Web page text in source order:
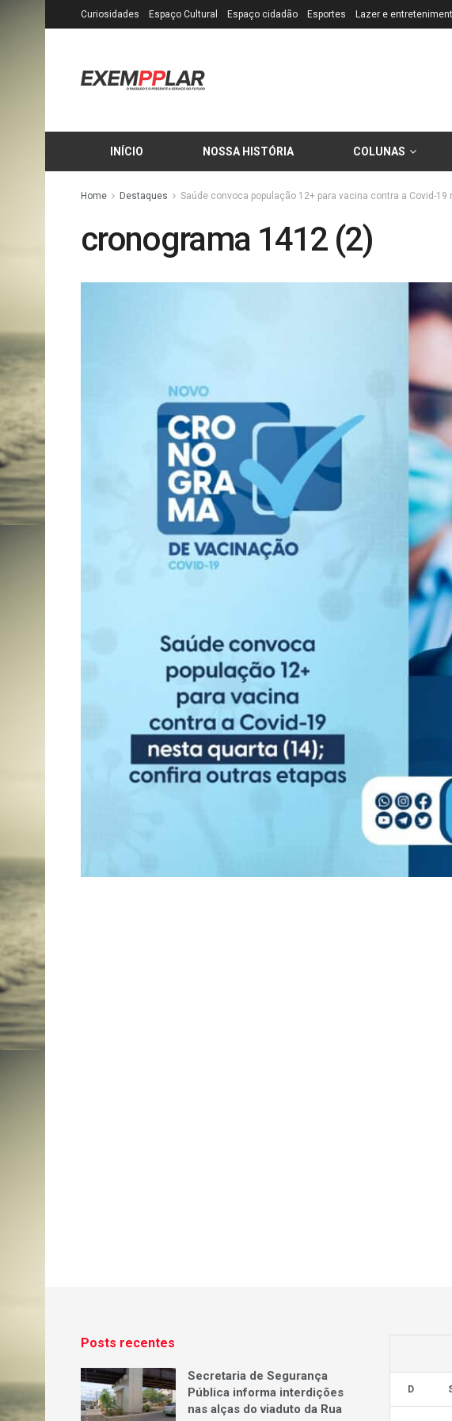
Curiosidades Espaço Cultural Espaço cidadão Esportes Lazer e
INÍCIO NOSSA HISTÓRIA COLUNAS
Home Destaques Saúde convoca população 12+ para vacina contra a Covid-
cronograma 1412 (2)
Posts recentes
Secretaria de Segurança
Pública informa interdições
nas alças do viaduto da Rua
D